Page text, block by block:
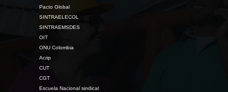
Pacto Global
SINTRAELECOL
SINTRAEMSDES
OIT
ONU Colombia
Acrip
CUT
CGT
Escuela Nacional sindical